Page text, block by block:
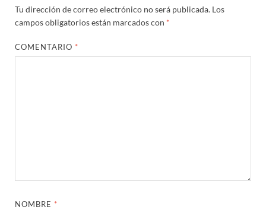
Tu dirección de correo electrónico no será publicada. Los
campos obligatorios están marcados con *
COMENTARIO *
NOMBRE *